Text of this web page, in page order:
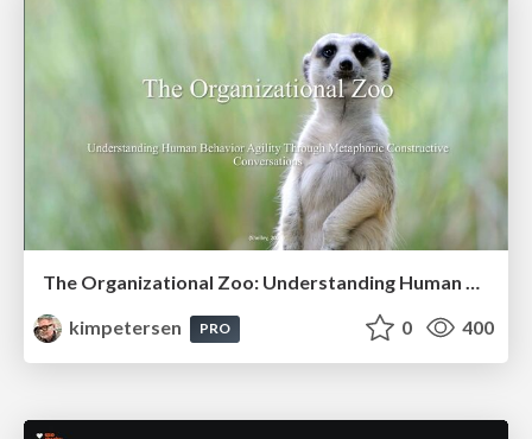
The Organizational Zoo: Understanding Human Behavior Agility Through Metaphoric Constructive Conversations (based on the works of Arthur Shelley, Ph.D)
kimpetersen
PRO 0 400